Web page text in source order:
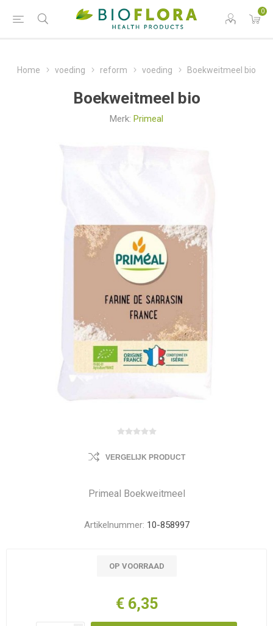
0
Home voeding reform voeding Boekweitmeel bio
Boekweitmeel bio
Merk: Primeal
VERGELIJK PRODUCT
Primeal Boekweitmeel
Artikelnummer: 10-858997
OP VOORRAAD
€ 6,35